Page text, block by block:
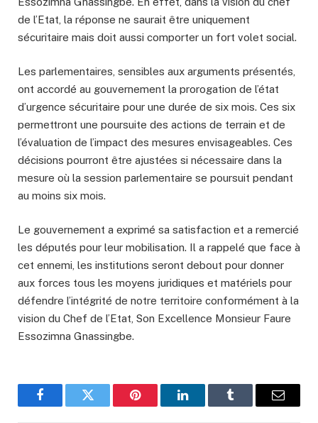
de l’Etat, la réponse ne saurait être uniquement
sécuritaire mais doit aussi comporter un fort volet social.
Les parlementaires, sensibles aux arguments présentés,
ont accordé au gouvernement la prorogation de l’état
d’urgence sécuritaire pour une durée de six mois. Ces six
permettront une poursuite des actions de terrain et de
l’évaluation de l’impact des mesures envisageables. Ces
décisions pourront être ajustées si nécessaire dans la
mesure où la session parlementaire se poursuit pendant
au moins six mois.
Le gouvernement a exprimé sa satisfaction et a remercié
les députés pour leur mobilisation. Il a rappelé que face à
cet ennemi, les institutions seront debout pour donner
aux forces tous les moyens juridiques et matériels pour
défendre l’intégrité de notre territoire conformément à la
vision du Chef de l’Etat, Son Excellence Monsieur Faure
Essozimna Gnassingbe.
FacebookTwitter Pinterest LinkedInTumblr Email